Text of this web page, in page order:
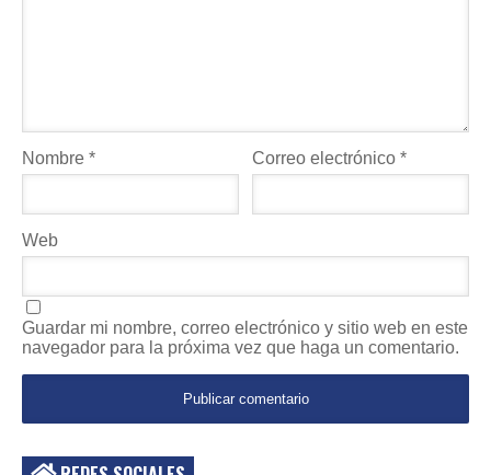
Nombre * Correo electrónico*
Web
Guardar mi nombre, correo electrónico y sitio web en este
navegador para la próxima vez que haga un comentario.